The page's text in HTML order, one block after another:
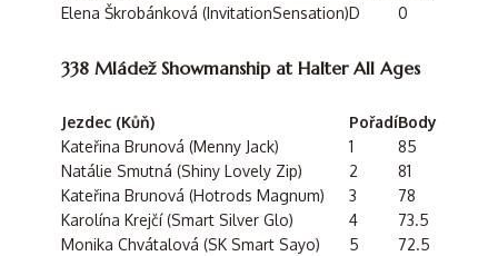
Elena Škrobánková (InvitationSensation)D 0
338 Mládež Showmanship at Halter All Ages
Jezdec (Kůň) PořadíBody
Kateřina Brunová (Menny Jack)
1
85
Natálie Smutná (Shiny Lovely Zip)
2
81
Kateřina Brunová (Hotrods Magnum)
3
78
Karolína Krejčí (Smart Silver Glo)
4
73.5
Monika Chvátalová (SK Smart Sayo)
5
72.5